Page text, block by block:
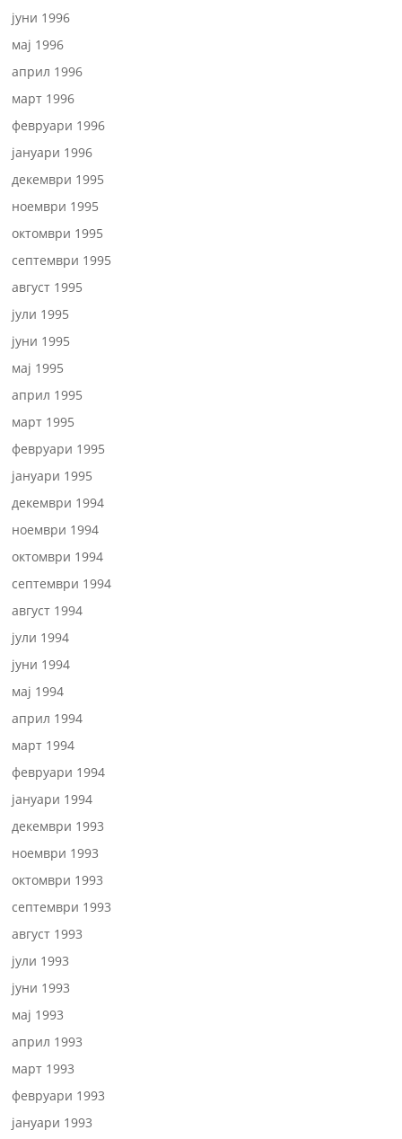
јуни 1996
мај 1996
април 1996
март 1996
февруари 1996
јануари 1996
декември 1995
ноември 1995
октомври 1995
септември 1995
август 1995
јули 1995
јуни 1995
мај 1995
април 1995
март 1995
февруари 1995
јануари 1995
декември 1994
ноември 1994
октомври 1994
септември 1994
август 1994
јули 1994
јуни 1994
мај 1994
април 1994
март 1994
февруари 1994
јануари 1994
декември 1993
ноември 1993
октомври 1993
септември 1993
август 1993
јули 1993
јуни 1993
мај 1993
април 1993
март 1993
февруари 1993
јануари 1993